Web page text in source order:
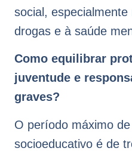
social,
drogas e à saúde
Como equilibrar
juventude e
graves?
O período máximo
socioeducativo é de